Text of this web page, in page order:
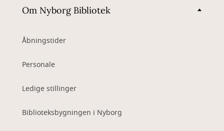
Om Nyborg Bibliotek
Åbningstider
Personale
Ledige stillinger
Biblioteksbygningen i Nyborg